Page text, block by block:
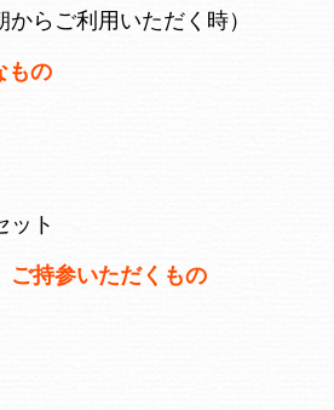
ご利用いただく時）
の
ト
持参いただくもの